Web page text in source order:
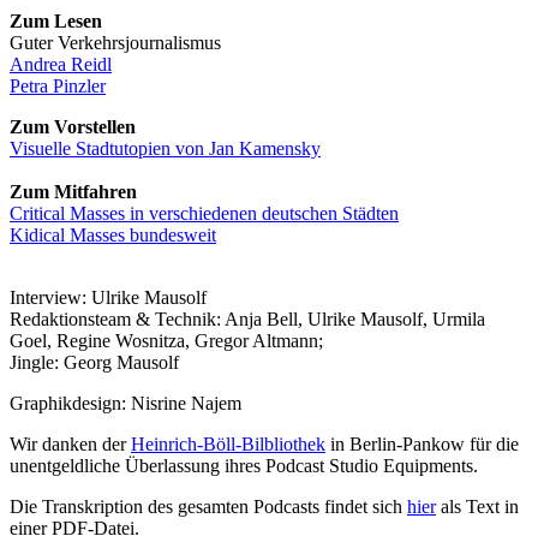
Zum Lesen
Guter Verkehrsjournalismus
Andrea Reidl
Petra Pinzler
Zum Vorstellen
Visuelle Stadtutopien von Jan Kamensky
Zum Mitfahren
Critical Masses in verschiedenen deutschen Städten
Kidical Masses bundesweit
Interview: Ulrike Mausolf
Redaktionsteam & Technik: Anja Bell, Ulrike Mausolf, Urmila
Goel, Regine Wosnitza, Gregor Altmann;
Jingle: Georg Mausolf
Graphikdesign: Nisrine Najem
Wir danken derHeinrich-Böll-Bilbliothek in Berlin-Pankow für die
unentgeldliche Überlassung ihres Podcast Studio Equipments.
Die Transkription des gesamten Podcasts findet sich hierals Text in
einer PDF-Datei.